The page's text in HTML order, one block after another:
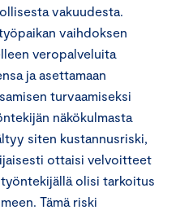
vakuudesta.
vaihdoksen
veropalveluita
ja asettamaan
turvaamiseksi
näkökulmasta
siten kustannusriski,
ottaisi velvoitteet
olisi tarkoitus
Tämä riski